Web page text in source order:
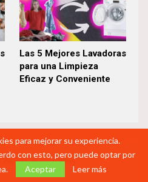
Las 5 Mejores Lavadoras
para una Limpieza
Eficaz y Conveniente
están cerrados.
para mejorar su experiencia.
con esto, pero puede optar por
Aceptar Leer más